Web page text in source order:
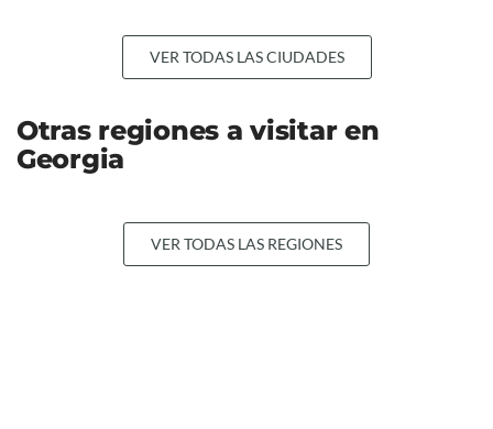
VER TODAS LAS CIUDADES
Otras regiones a visitar en
Georgia
VER TODAS LAS REGIONES